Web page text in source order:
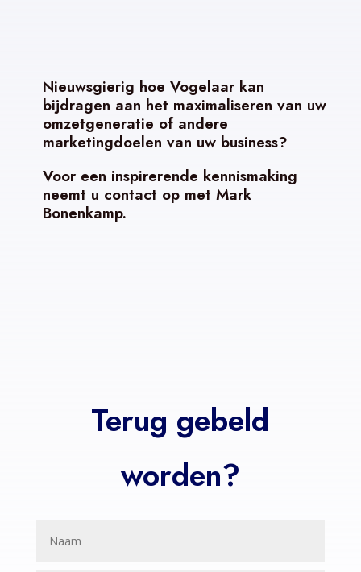
Nieuwsgierig hoe Vogelaar kan
bijdragen aan het maximaliseren van uw
omzetgeneratie of andere
marketingdoelen van uw business?
Voor een inspirerende kennismaking
neemt u contact op met Mark
Bonenkamp.
Terug gebeld
worden?